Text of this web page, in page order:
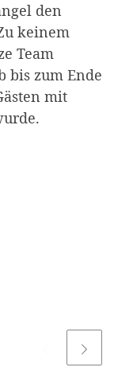
den
keinem
Team
bis zum Ende
mit